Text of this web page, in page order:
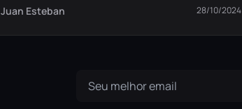
Juan Esteban
28/10/2024